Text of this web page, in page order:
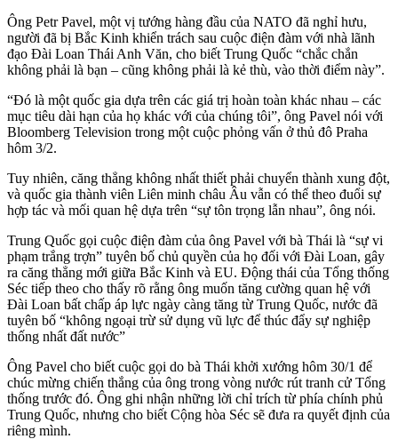
Ông Petr Pavel, một vị tướng hàng đầu của NATO đã nghỉ hưu,
người đã bị Bắc Kinh khiển trách sau cuộc điện đàm với nhà lãnh
đạo Đài Loan Thái Anh Văn, cho biết Trung Quốc “chắc chắn
không phải là bạn – cũng không phải là kẻ thù, vào thời điểm này”.
“Đó là một quốc gia dựa trên các giá trị hoàn toàn khác nhau – các
mục tiêu dài hạn của họ khác với của chúng tôi”, ông Pavel nói với
Bloomberg Television trong một cuộc phỏng vấn ở thủ đô Praha
hôm 3/2.
Tuy nhiên, căng thẳng không nhất thiết phải chuyển thành xung đột,
và quốc gia thành viên Liên minh châu Âu vẫn có thể theo đuổi sự
hợp tác và mối quan hệ dựa trên “sự tôn trọng lẫn nhau”, ông nói.
Trung Quốc gọi cuộc điện đàm của ông Pavel với bà Thái là “sự vi
phạm trắng trợn” tuyên bố chủ quyền của họ đối với Đài Loan, gây
ra căng thẳng mới giữa Bắc Kinh và EU. Động thái của Tổng thống
Séc tiếp theo cho thấy rõ rằng ông muốn tăng cường quan hệ với
Đài Loan bất chấp áp lực ngày càng tăng từ Trung Quốc, nước đã
tuyên bố “không ngoại trừ sử dụng vũ lực để thúc đẩy sự nghiệp
thống nhất đất nước”
Ông Pavel cho biết cuộc gọi do bà Thái khởi xướng hôm 30/1 để
chúc mừng chiến thắng của ông trong vòng nước rút tranh cử Tổng
thống trước đó. Ông ghi nhận những lời chỉ trích từ phía chính phủ
Trung Quốc, nhưng cho biết Cộng hòa Séc sẽ đưa ra quyết định của
riêng mình.